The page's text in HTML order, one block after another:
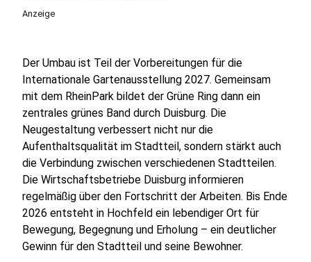
Anzeige
Der Umbau ist Teil der Vorbereitungen für die
Internationale Gartenausstellung 2027. Gemeinsam
mit dem RheinPark bildet der Grüne Ring dann ein
zentrales grünes Band durch Duisburg. Die
Neugestaltung verbessert nicht nur die
Aufenthaltsqualität im Stadtteil, sondern stärkt auch
die Verbindung zwischen verschiedenen Stadtteilen.
Die Wirtschaftsbetriebe Duisburg informieren
regelmäßig über den Fortschritt der Arbeiten. Bis Ende
2026 entsteht in Hochfeld ein lebendiger Ort für
Bewegung, Begegnung und Erholung – ein deutlicher
Gewinn für den Stadtteil und seine Bewohner.